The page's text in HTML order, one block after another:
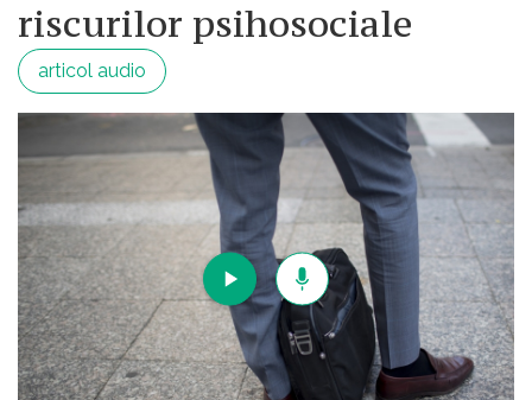
riscurilor psihosociale
articol audio